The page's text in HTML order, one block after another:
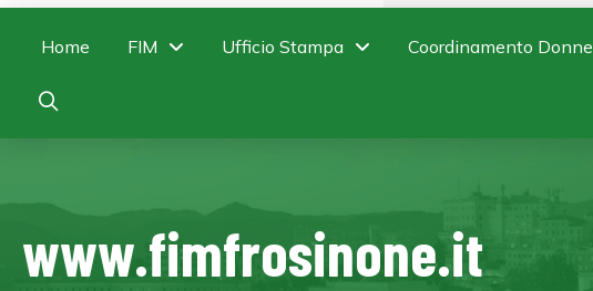
Home FIM Ufficio Stampa Coordinamento Donne
www.fimfrosinone.it